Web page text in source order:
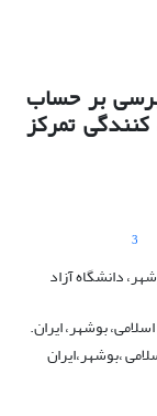
بر حساب
تمرکز
3
دانشگاه آزاد
بوشهر، ایران.
،بوشهر،ایران